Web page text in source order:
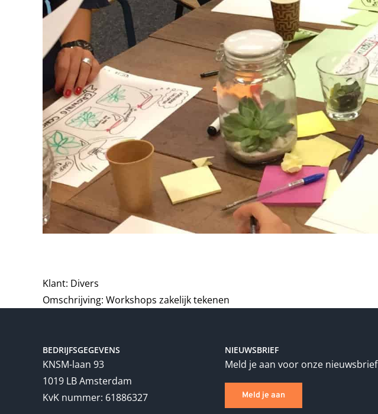
Klant: Divers
Omschrijving: Workshops zakelijk tekenen
BEDRIJFSGEGEVENS
KNSM-laan 93
1019 LB Amsterdam
KvK nummer: 61886327
NIEUWSBRIEF
Meld je aan voor onze nieuwsbrief
Meld je aan